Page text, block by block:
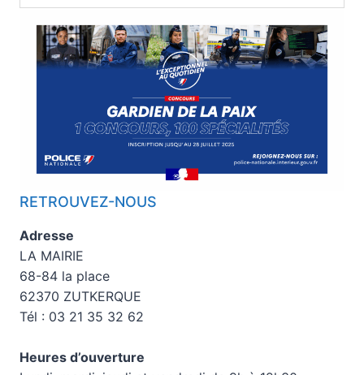
RETROUVEZ-NOUS
Adresse
LA MAIRIE
68-84 la place
62370 ZUTKERQUE
Tél : 03 21 35 32 62
Heures d’ouverture